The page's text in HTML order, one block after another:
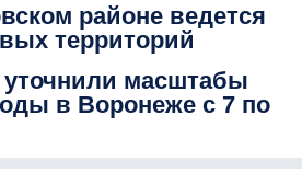
районе ведется
территорий
масштабы
в Воронеже с 7 по